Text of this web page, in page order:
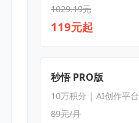
1029.19元
119元起
秒悟 PRO版
10万积分 | AI创作平台
89元/月